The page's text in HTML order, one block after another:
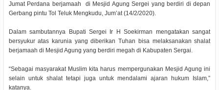
Jumat Perdana berjamaah di Mesjid Agung Sergei yang berdiri di depan
Gerbang pintu Tol Teluk Mengkudu, Jum’at (14/2/2020).
Dalam sambutannya Bupati Sergei Ir H Soekirman mengatakan sangat
bersyukur atas karunia yang diberikan Tuhan bisa melaksanakan shalat
berjamaah di Mesjid Agung yang berdiri megah di Kabupaten Sergai.
“Sebagai masyarakat Muslim kita harus mempergunakan Mesjid Agung ini
selain untuk shalat tetapi juga untuk mendalami ajaran hukum Islam,”
katanya.